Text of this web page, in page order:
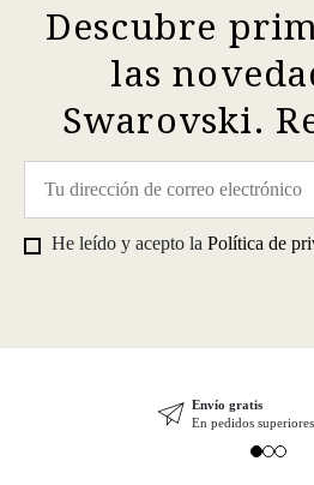
Descubre
las
Swarovski.
He leído y acepto la Política de
Envío gratis
En pedidos